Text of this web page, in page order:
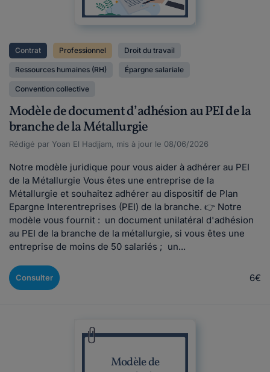
Contrat Professionnel Droit du travail
Ressources humaines (RH) Épargne salariale
Convention collective
Modèle de document d’adhésion au PEI de la
branche de la Métallurgie
Rédigé par Yoan El Hadjjam, mis à jour le 08/06/2026
Notre modèle juridique pour vous aider à adhérer au PEI
de la Métallurgie Vous êtes une entreprise de la
Métallurgie et souhaitez adhérer au dispositif de Plan
Epargne Interentreprises (PEI) de la branche. 👉 Notre
modèle vous fournit : un document unilatéral d'adhésion
au PEI de la branche de la métallurgie, si vous êtes une
entreprise de moins de 50 salariés ; un...
Consulter 6€
Modèle de